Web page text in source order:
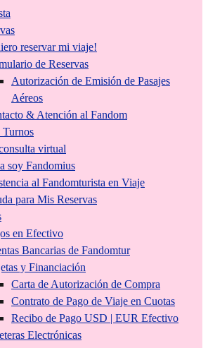
reservar mi viaje!
de Reservas
Autorización de Emisión de Pasajes
Aéreos
& Atención al Fandom
virtual
soy Fandomius
al Fandomturista en Viaje
para Mis Reservas
en Efectivo
Bancarias de Fandomtur
y Financiación
Carta de Autorización de Compra
Contrato de Pago de Viaje en Cuotas
Recibo de Pago USD | EUR Efectivo
Electrónicas